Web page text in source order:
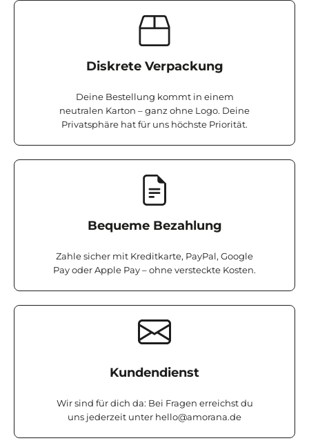
Diskrete Verpackung
Deine Bestellung kommt in einem
neutralen Karton – ganz ohne Logo. Deine
Privatsphäre hat für uns höchste Priorität.
Bequeme Bezahlung
Zahle sicher mit Kreditkarte, PayPal, Google
Pay oder Apple Pay – ohne versteckte Kosten.
Kundendienst
Wir sind für dich da: Bei Fragen erreichst du
uns jederzeit unter hello@amorana.de